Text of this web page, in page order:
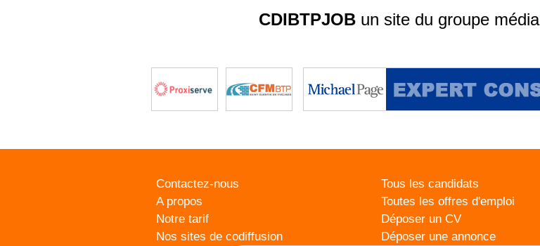
CDIBTPJOBun site du groupe média
Contactez-nous
A propos
Notre tarif
Nos sites de codiffusion
Tous les candidats
Toutes les offres d'emploi
Déposer un CV
Déposer une annonce